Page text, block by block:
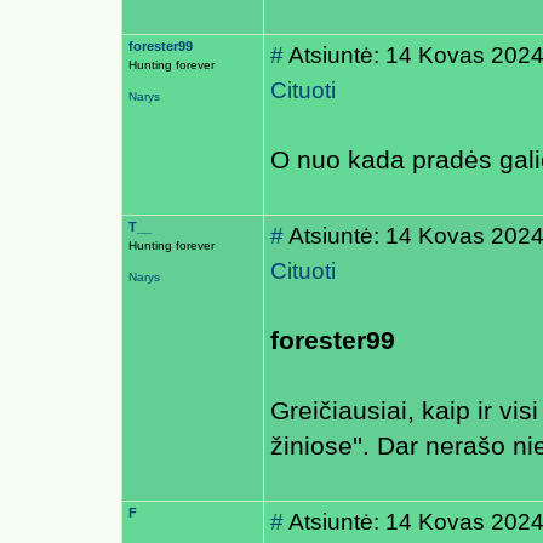
forester99
Hunting forever
Narys
#Atsiuntė: 14 Kovas
Cituoti
O nuo kada pradės
T__
Hunting forever
Narys
#Atsiuntė: 14 Kovas
Cituoti
forester99
Greičiausiai, kaip ir
žiniose''. Dar nerašo
F #Atsiuntė: 14 Kovas